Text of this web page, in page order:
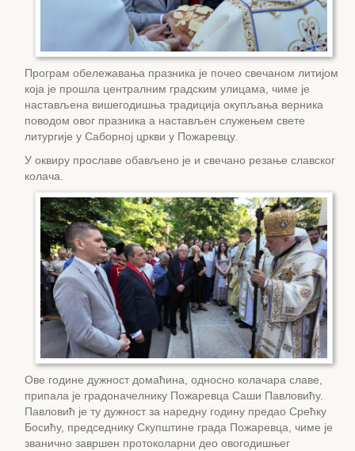
Програм обележавања празника је почео свечаном литијом
која је прошла централним градским улицама, чиме је
настављена вишегодишња традиција окупљања верника
поводом овог празника а настављен служењем свете
литургије у Саборној цркви у Пожаревцу.
У оквиру прославе обављено је и свечано резање славског
колача.
Ове године дужност домаћина, односно колачара славе,
припала је градоначелнику Пожаревца Саши Павловићу.
Павловић је ту дужност за наредну годину предао Срећку
Босићу, председнику Скупштине града Пожаревца, чиме је
званично завршен протоколарни део овогодишњег